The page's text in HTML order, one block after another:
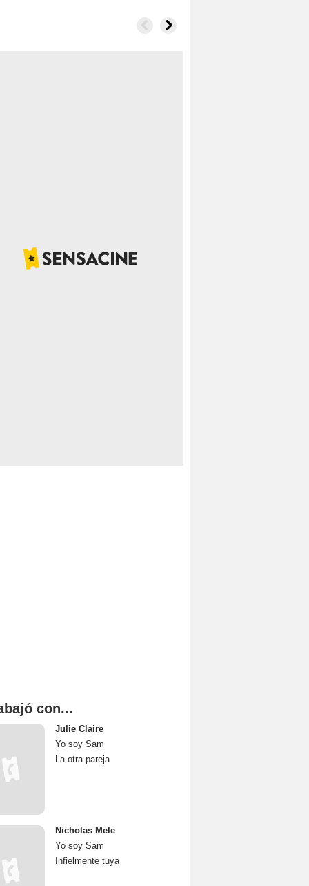
con...
Julie Claire
Yo soy Sam
La otra pareja
Nicholas Mele
Yo soy Sam
Infielmente tuya